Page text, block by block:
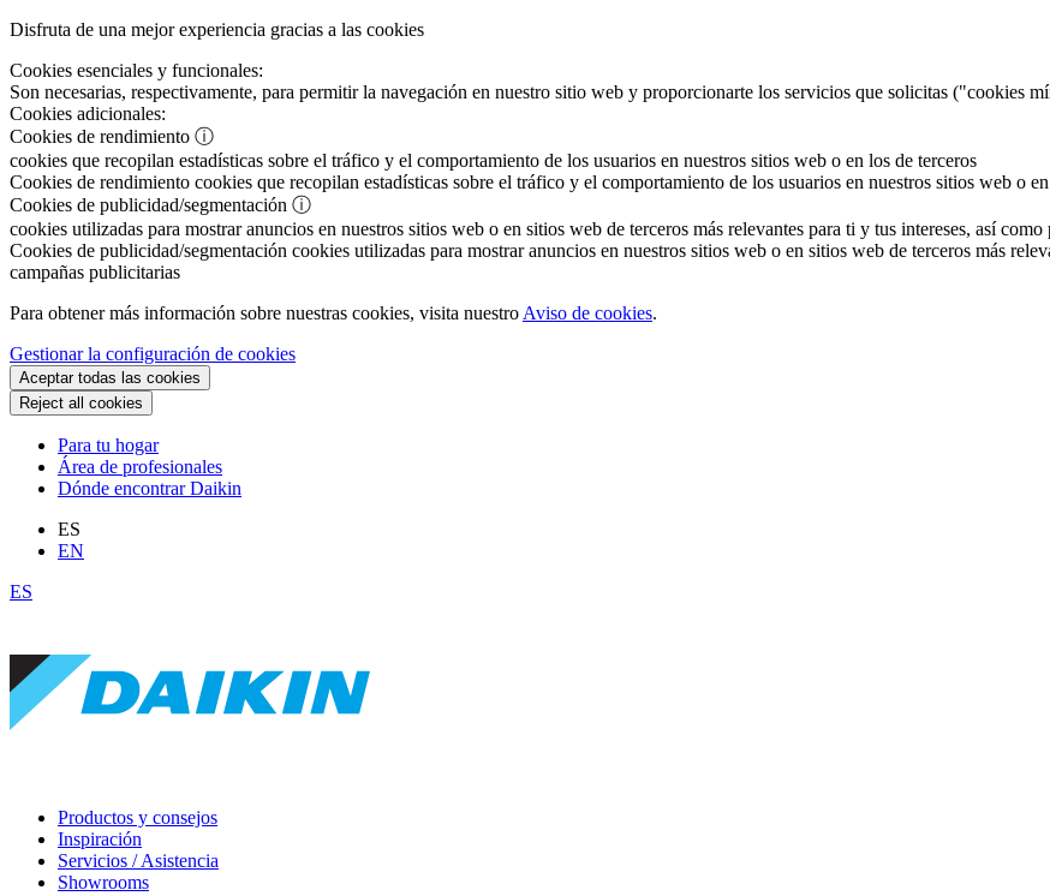
Disfruta de una mejor experiencia gracias a las cookies
Cookies esenciales y funcionales:
Son necesarias, respectivamente, para permitir la navegación en nuestro sitio web y proporcionarte los servicios que solicitas ("cookies
Cookies adicionales:
Cookies de rendimiento ⓘ
cookies que recopilan estadísticas sobre el tráfico y el comportamiento de los usuarios en nuestros sitios web o en los de terceros
Cookies de rendimiento cookies que recopilan estadísticas sobre el tráfico y el comportamiento de los usuarios en nuestros sitios web o
Cookies de publicidad/segmentación ⓘ
cookies utilizadas para mostrar anuncios en nuestros sitios web o en sitios web de terceros más relevantes para ti y tus intereses, así
Cookies de publicidad/segmentación cookies utilizadas para mostrar anuncios en nuestros sitios web o en sitios web de terceros más
campañas publicitarias
Para obtener más información sobre nuestras cookies, visita nuestro Aviso de cookies.
Gestionar la configuración de cookies
Aceptar todas las cookies
Reject all cookies
Para tu hogar
Área de profesionales
Dónde encontrar Daikin
ES
EN
ES
Productos y consejos
Inspiración
Servicios / Asistencia
Showrooms